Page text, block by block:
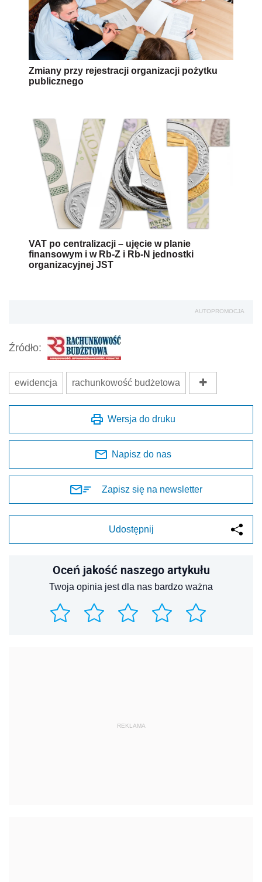
Zmiany przy rejestracji organizacji pożytku
publicznego
VAT po centralizacji – ujęcie w planie
finansowym i w Rb-Z i Rb-N jednostki
organizacyjnej JST
AUTOPROMOCJA
Źródło:
ewidencja rachunkowość budżetowa
Wersja do druku
Napisz do nas
Zapisz się na newsletter
Udostępnij
Oceń jakość naszego artykułu
Twoja opinia jest dla nas bardzo ważna
REKLAMA